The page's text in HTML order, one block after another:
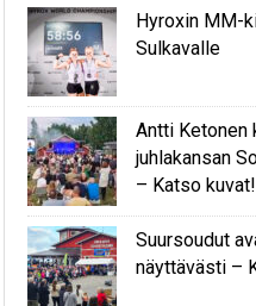
Hyroxin MM-
Sulkavalle
Antti Ketonen
juhlakansan
– Katso kuvat!
Suursoudut
näyttävästi –